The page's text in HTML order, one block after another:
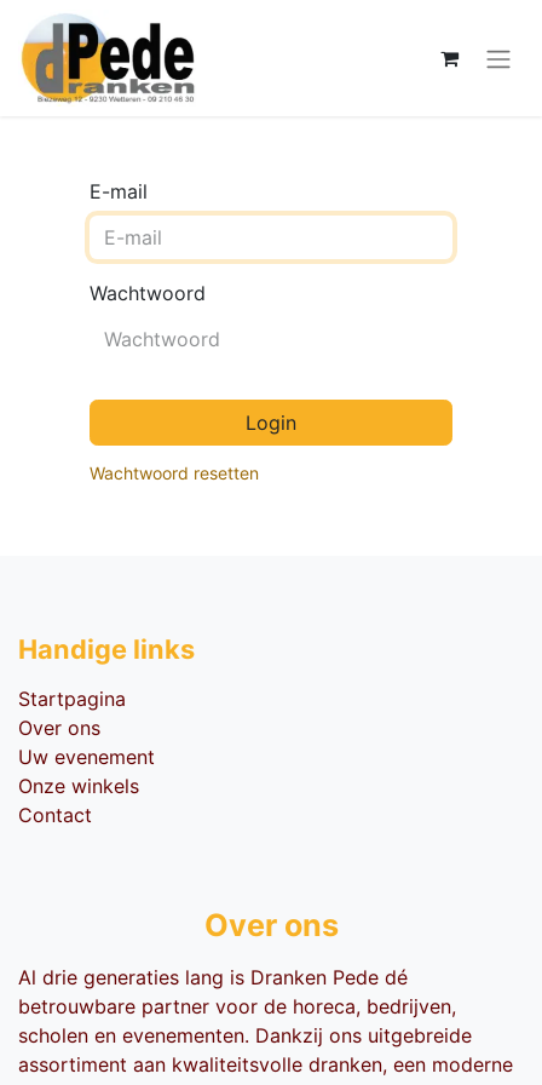
E-mail
Wachtwoord
Login
Wachtwoord resetten
Handige li​nks
Startpagina
Over ons
Uw evenement
Onze winkels
Contact
Over ons
Al drie generaties lang is Dranken Pede dé
betrouwbare partner voor de horeca, bedrijven,
scholen en evenementen. Dankzij ons uitgebreide
assortiment aan kwaliteitsvolle dranken, een moderne